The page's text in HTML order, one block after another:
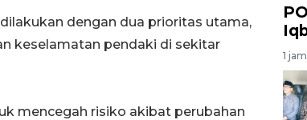
dengan dua prioritas utama,
keselamatan pendaki di sekitar
mencegah risiko akibat perubahan
1